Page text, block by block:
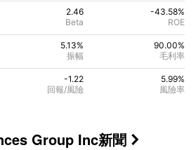
2.46
Beta
-43.58%
ROE
5.13%
振幅
90.00%
毛利率
-1.22
回報/風險
5.99%
風險率
Group Inc新聞 